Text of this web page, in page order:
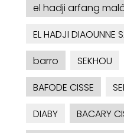
el hadji arfang
EL HADJI DIAOUNNE
barro
SEKHOU
BAFODE CISSE
DIABY
BACARY